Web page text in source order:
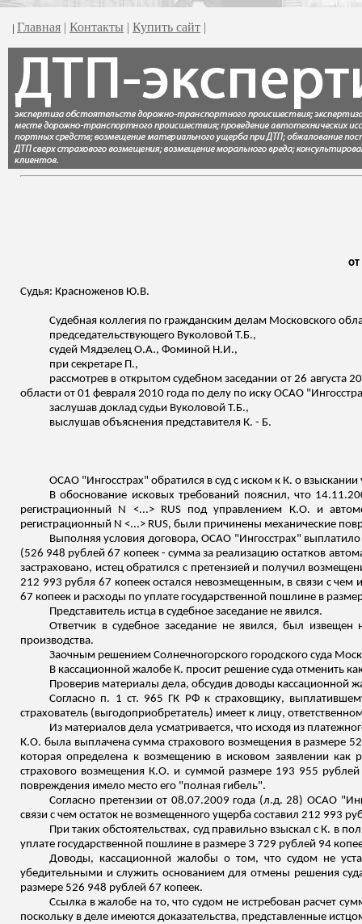
| Главная | Контакты | Купить сайт |
от
Судья: Красноженов Ю.В.
Судебная коллегия по гражданским делам Московского
председательствующего Вуколовой Т.Б.,
судей Мядзелец О.А., Фоминой Н.И.,
при секретаре П.,
рассмотрев в открытом судебном заседании от 26
области от 01 февраля 2010 года по делу по иску ОСАО
заслушав доклад судьи Вуколовой Т.Б.,
выслушав объяснения представителя К. - Б.
ОСАО "Ингосстрах" обратился в суд с иском к К. о
В обоснование исковых требований пояснил, что
регистрационный N <...> RUS под управлением К.О. и
регистрационный N <...> RUS, были причинены механические
Выполняя условия договора, ОСАО "Ингосстрах" выплатило
(526 948 рублей 67 копеек - сумма за реализацию остатков
застраховано, истец обратился с претензией и получил
212 993 рубля 67 копеек остался невозмещенным, всвязи с чем
67 копеек и расходы по уплате государственной пошлине в
Представитель истца в судебное заседание не явился.
Ответчик в судебное заседание не явился, был
производства.
Заочным решением Солнечногорского городского суда
В кассационной жалобе К. просит решение суда отменить
Проверив материалы дела, обсудив доводы кассационной
Согласно п. 1 ст. 965 ГК РФ к страховщику,
страхователь (выгодоприобретатель) имеет к лицу,
Из материалов дела усматривается, что исходя из
К.О. была выплачена сумма страхового возмещения в размере
которая определена к возмещению в исковом заявлении как
страхового возмещения К.О. и суммой размере 193 955
повреждения имело место его "полная гибель".
Согласно претензии от 08.07.2009 года (л.д. 28) ОСАО
связи с чем остаток не возмещенного ущерба составил 212 993
При таких обстоятельствах, суд правильно взыскал с К. в
уплате государственной пошлине в размере 3 729 рублей 94
Доводы, кассационной жалобы о том, что судом не
убедительными и служить основанием для отмены решения
размере 526 948 рублей 67 копеек.
Ссылка в жалобе на то, что судом не истребован расчет
поскольку в деле имеются доказательства, представленные